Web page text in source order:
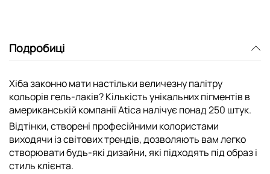
Подробиці
Хіба законно мати настільки величезну палітру
кольорів гель-лаків? Кількість унікальних пігментів в
американській компанії Atica налічує понад 250 штук.
Відтінки, створені професійними колористами
виходячи із світових трендів, дозволяють вам легко
створювати будь-які дизайни, які підходять під образ і
стиль клієнта.